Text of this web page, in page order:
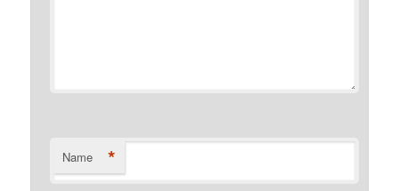
Name *